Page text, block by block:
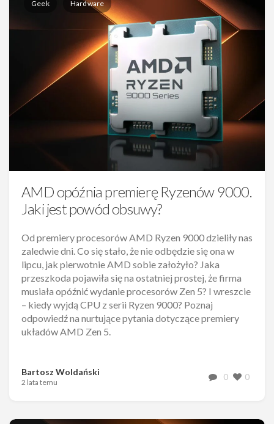
Geek Hardware
AMD opóźnia premierę Ryzenów 9000.
Jaki jest powód obsuwy?
Od premiery procesorów AMD Ryzen 9000 dzieliły nas
zaledwie dni. Co się stało, że nie odbędzie się ona w
lipcu, jak pierwotnie AMD sobie założyło? Jaka
przeszkoda pojawiła się na ostatniej prostej, że firma
musiała opóźnić wydanie procesorów Zen 5? I wreszcie
– kiedy wyjdą CPU z serii Ryzen 9000? Poznaj
odpowiedź na nurtujące pytania dotyczące premiery
układów AMD Zen 5.
Bartosz Woldański
2 lata temu
0 0